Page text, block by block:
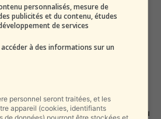
se prépare désormais à une
Les Gardiens de la
du CGRI, Muhammad
mardi dans des déclarations que
seraient lancées contre Israël au
personnalisés, mesure de
publicités et du contenu, études
de services
à des informations sur un
personnel seront traitées, et les
appareil (cookies, identifiants